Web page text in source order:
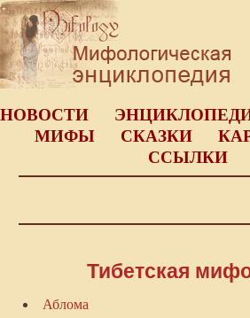
НОВОСТИ
МИФЫ
СКАЗКИ
ССЫЛКИ
Тибетская
Аблома